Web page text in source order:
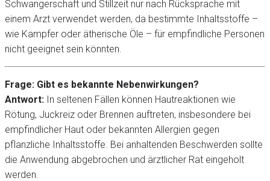
Schwangerschaft und Stillzeit nur nach Rücksprache mit
einem Arzt verwendet werden, da bestimmte Inhaltsstoffe –
wie Kampfer oder ätherische Öle – für empfindliche Personen
nicht geeignet sein könnten.
Frage: Gibt es bekannte Nebenwirkungen?
Antwort: In seltenen Fällen können Hautreaktionen wie
Rötung, Juckreiz oder Brennen auftreten, insbesondere bei
empfindlicher Haut oder bekannten Allergien gegen
pflanzliche Inhaltsstoffe. Bei anhaltenden Beschwerden sollte
die Anwendung abgebrochen und ärztlicher Rat eingeholt
werden.